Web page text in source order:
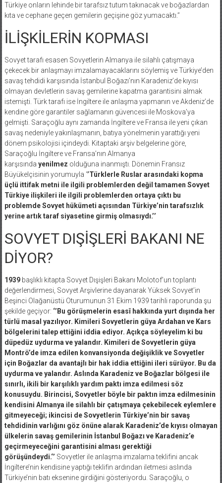
Türkiye onların lehinde bir tarafsız tutum takınacak ve boğazlardan
kıta ve cephane geçen gemilerin geçişine göz yumacaktı.’’
İLİŞKİLERİN KOPMASI
Sovyet tarafı esasen Sovyetlerin Almanya ile silahlı çatışmaya
çekecek bir anlaşmayı imzalamayacaklarını söylemiş ve Türkiye’den
savaş tehdidi karşısında İstanbul Boğazı’nın Karadeniz’de kıyısı
olmayan devletlerin savaş gemilerine kapatma garantisini almak
istemişti. Türk tarafı ise İngiltere ile anlaşma yapmanın ve Akdeniz’de
kendine göre garantiler sağlamanın güvencesi ile Moskova’ya
gelmişti. Saraçoğlu aynı zamanda İngiltere ve Fransa ile yeni çıkan
savaş nedeniyle yakınlaşmanın, batıya yönelmenin yarattığı yeni
dönem psikolojisi içindeydi. Kitaptaki arşiv belgelerine göre,
Saraçoğlu İngiltere ve Fransa’nın Almanya
karşısında yenilmez olduğuna inanmıştı. Dönemin Fransız
Büyükelçisinin yorumuyla ‘’Türklerle Ruslar arasındaki kopma
üçlü ittifak metni ile ilgili problemlerden değil tamamen Sovyet
Türkiye ilişkileri ile ilgili problemlerden ortaya çıktı bu
problemde Sovyet hükümeti açısından Türkiye’nin tarafsızlık
yerine artık taraf siyasetine girmiş olmasıydı.’’
SOVYET DIŞİŞLERİ BAKANI NE
DİYOR?
1939başlıklı kitapta Sovyet Dışişleri Bakanı Molotof’un toplantı
değerlendirmesi, Sovyet Arşivlerine dayanarak Yüksek Sovyet’in
Beşinci Olağanüstü Oturumunun 31 Ekim 1939 tarihli raporunda şu
şekilde geçiyor: ‘’Bu görüşmelerin esasî hakkında yurt dışında her
türlü masal yazılıyor. Kimileri Sovyetlerin güya Ardahan ve Kars
bölgelerini talep ettiğini iddia ediyor. Açıkça söyleyelim ki bu
düpedüz uydurma ve yalandır. Kimileri de Sovyetlerin güya
Montrö’de imza edilen konvansiyonda değişiklik ve Sovyetler
için Boğazlar da avantajlı bir hak iddia ettiğini ileri sürüyor. Bu da
uydurma ve yalandır. Aslında Karadeniz ve Boğazlar bölgesi ile
sınırlı, ikili bir karşılıklı yardım paktı imza edilmesi söz
konusuydu. Birincisi, Sovyetler böyle bir paktın imza edilmesinin
kendisini Almanya ile silahlı bir çatışmaya çekebilecek eylemlere
gitmeyeceği; ikincisi de Sovyetlerin Türkiye’nin bir savaş
tehdidinin varlığını göz önüne alarak Karadeniz’de kıyısı olmayan
ülkelerin savaş gemilerinin İstanbul Boğazı ve Karadeniz’e
geçirmeyeceğini garantisini alması gerektiği
görüşündeydi.‘’ Sovyetler ile anlaşma imzalama teklifini ancak
İngiltere’nin kendisine yaptığı teklifin ardından iletmesi aslında
Türkiye’nin batı eksenine girdiğini gösteriyordu. Saraçoğlu, o